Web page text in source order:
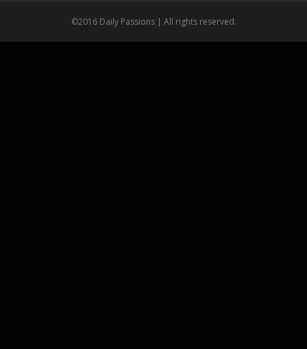
©2016 Daily Passions | All rights reserved.